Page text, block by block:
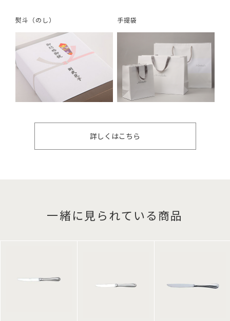
熨斗（のし） 手提袋
詳しくはこちら
一緒に見られている商品